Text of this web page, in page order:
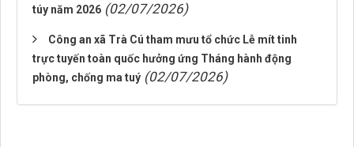
túy năm 2026 (02/07/2026)
Công an xã Trà Cú tham mưu tổ chức Lễ mít tinh
trực tuyến toàn quốc hưởng ứng Tháng hành động
phòng, chống ma tuý (02/07/2026)